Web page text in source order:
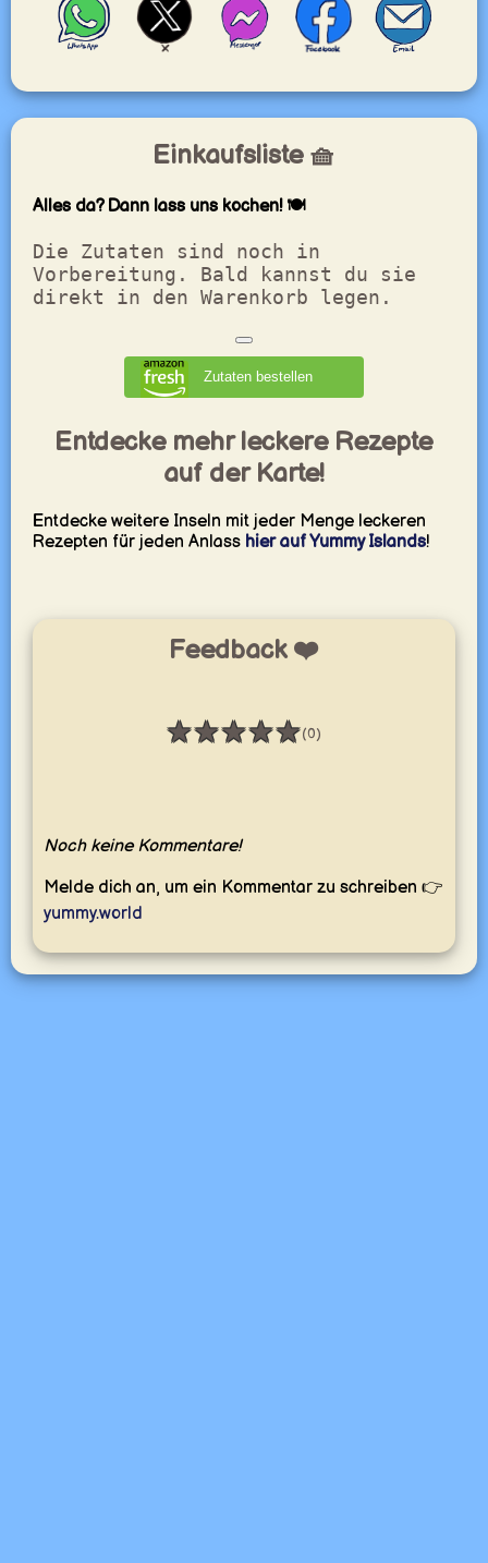
Einkaufsliste 🧺
Alles da? Dann lass uns kochen! 🍽️
Die Zutaten sind noch in
Vorbereitung. Bald kannst du sie
direkt in den Warenkorb legen.
Zutaten bestellen
Entdecke mehr leckere Rezepte
auf der Karte!
Entdecke weitere Inseln mit jeder Menge leckeren
Rezepten für jeden Anlass hier auf Yummy Islands!
Feedback ❤️
★★★★★
Bewertung: 0 / 5 (0)
Noch keine Kommentare!
Melde dich an, um ein Kommentar zu schreiben 👉
yummy.world